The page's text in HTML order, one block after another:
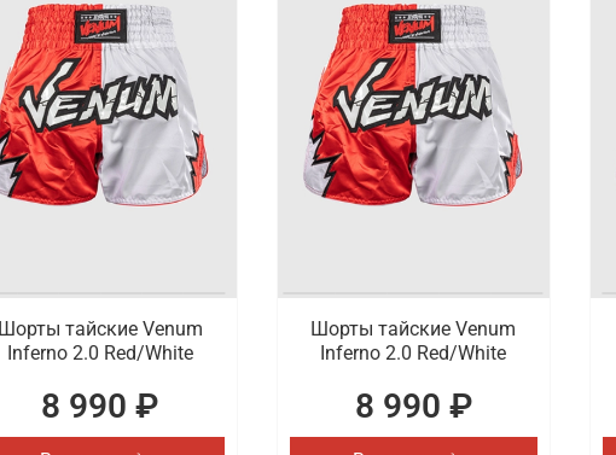
Шорты тайские Venum
Inferno 2.0 Red/White
8 990 ₽
Шорты тайские Venum
Inferno 2.0 Red/White
8 990 ₽